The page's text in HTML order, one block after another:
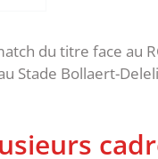
du titre face au
Stade Bollaert-